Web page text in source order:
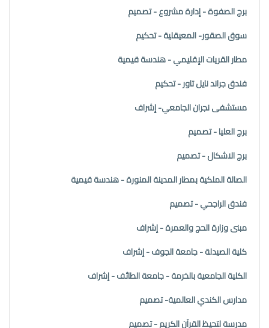
برج الصفوة - إدارة مشروع - تصميم
سوق الصقور- المعيقلية - تحكيم
مطار القريات الإقليمي - هندسة قيمية
فندق جراند نايل تاور - تحكيم
مستشفى نجران الجامعي- إشراف
برج العليا - تصميم
برج الاشكال - تصميم
الصالة الملكية بمطار المدينة المنورة - هندسة قيمية
فندق الراجحي - تصميم
مبنى وزارة الحج والعمرة - إشراف
كلية الصيدلة - جامعة الجوف - إشراف
الكلية الجامعية بالخرمة - جامعة الطائف - إشراف
مدارس الكندي العالمية- تصميم
مدرسة لتحيظ القرآن الكريم - تصميم